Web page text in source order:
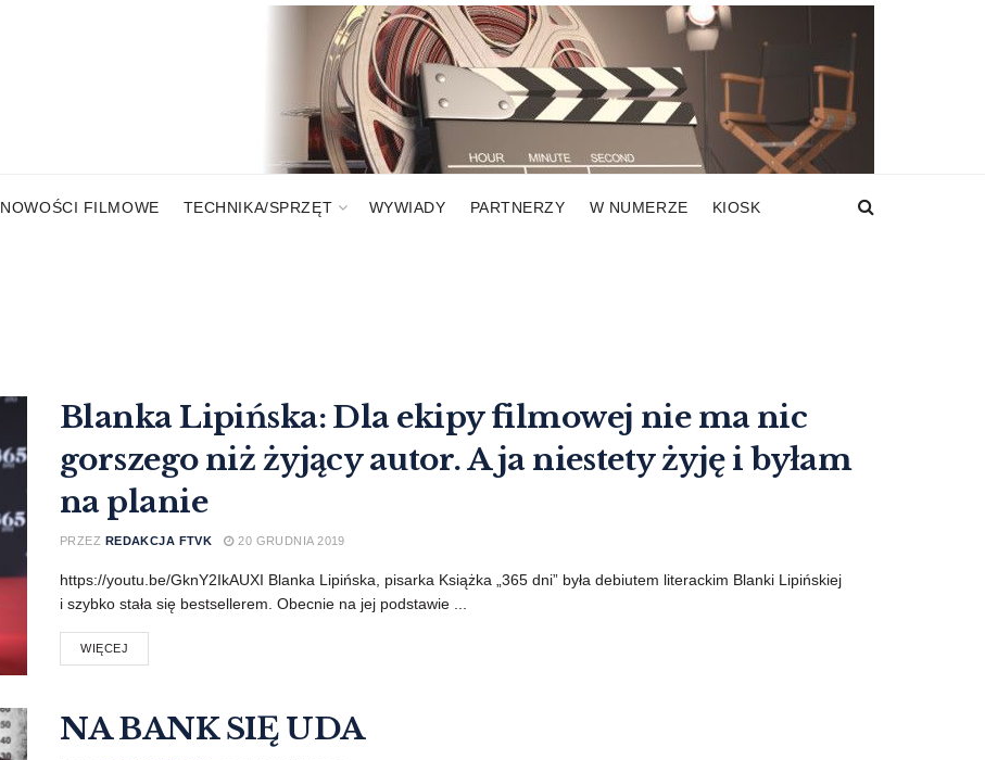
NOWOŚCI FILMOWE TECHNIKA/SPRZĘT WYWIADY PARTNERZY W NUMERZE KIOSK
Blanka Lipińska: Dla ekipy filmowej nie ma nic
gorszego niż żyjący autor. A ja niestety żyję i byłam
na planie
PRZEZ REDAKCJA FTVK 20 GRUDNIA 2019
https://youtu.be/GknY2IkAUXI Blanka Lipińska, pisarka Książka „365 dni” była debiutem literackim Blanki Lipińskiej
i szybko stała się bestsellerem. Obecnie na jej podstawie ...
WIĘCEJ
NA BANK SIĘ UDA